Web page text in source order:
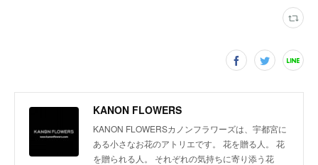
KANON FLOWERS
KANON FLOWERSカノンフラワーズは、宇都宮に
ある小さなお花のアトリエです。 花を贈る人。 花
を贈られる人。 それぞれの気持ちに寄り添う花